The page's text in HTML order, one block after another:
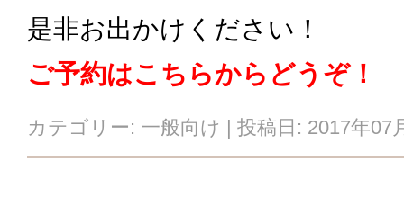
是非お出かけください！
ご予約はこちらからどうぞ！
カテゴリー: 一般向け | 投稿日: 2017年07